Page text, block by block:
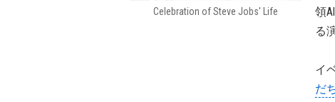
Celebration of Steve Jobs' Life
領
る
イ
だ